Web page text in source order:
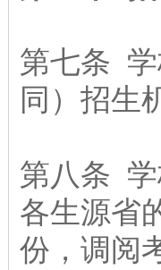
第七条 学
同）招生
第八条 学
各生源省
份，调阅